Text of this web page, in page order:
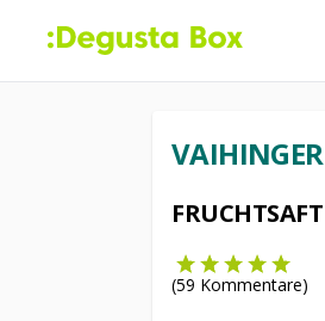
VAIHINGER
FRUCHTSAFT
(59 Kommentare)